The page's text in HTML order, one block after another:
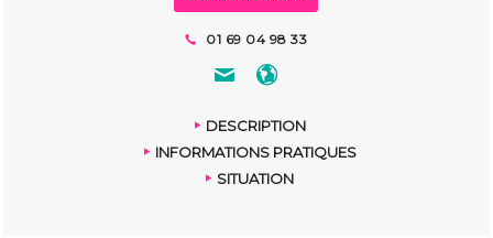
01 69 04 98 33
DESCRIPTION
INFORMATIONS PRATIQUES
SITUATION